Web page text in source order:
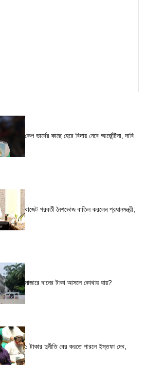
কেপ ভার্দের কাছে হেরে বিদায় নেবে আর্জেন্টিনা, দাবি
বাজেট পরবর্তী নৈশভোজ বাতিল করলেন প্রধানমন্ত্রী,
মাজারে দানের টাকা আসলে কোথায় যায়?
১ টাকার দুর্নীতি বের করতে পারলে ইস্তফা দেব,